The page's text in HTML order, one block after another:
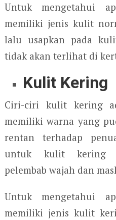
Untuk mengetahui
memiliki jenis kulit
lalu usapkan pada
tidak akan terlihat di
Kulit Kering
Ciri-ciri kulit kering
memiliki warna yang
rentan terhadap
untuk kulit kering
pelembab wajah dan
Untuk mengetahui
memiliki jenis kulit